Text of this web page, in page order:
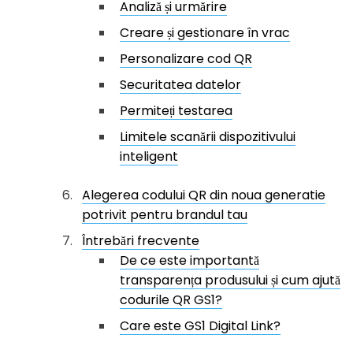
Analiză și urmărire
Creare și gestionare în vrac
Personalizare cod QR
Securitatea datelor
Permiteți testarea
Limitele scanării dispozitivului
inteligent
Alegerea codului QR din noua generatie
potrivit pentru brandul tau
Întrebări frecvente
De ce este importantă
transparența produsului și cum ajută
codurile QR GS1?
Care este GS1 Digital Link?